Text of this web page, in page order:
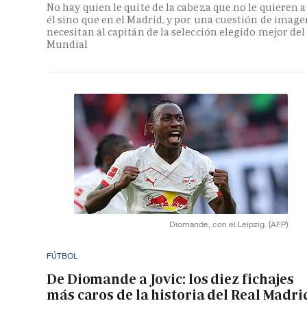
No hay quien le quite de la cabeza que no le quieren a
él sino que en el Madrid, y por una cuestión de
necesitan al capitán de la selección elegido mejor del
Mundial
Diomande, con el Leipzig. (AFP)
FÚTBOL
De Diomande a Jovic: los diez fichajes
más caros de la historia del Real